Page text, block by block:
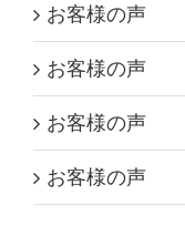
お客様の声
お客様の声
お客様の声
お客様の声